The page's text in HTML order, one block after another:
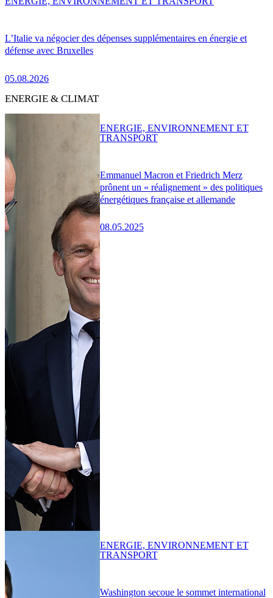
L’Italie va négocier des dépenses supplémentaires en énergie et
défense avec Bruxelles
05.08.2026
ENERGIE & CLIMAT
Emmanuel Macron et Friedrich Merz
prônent un « réalignement » des politiques
énergétiques française et allemande
08.05.2025
ENERGIE, ENVIRONNEMENT ET
TRANSPORT
Washington secoue le sommet international
ENERGIE, ENVIRONNEMENT ET
TRANSPORT